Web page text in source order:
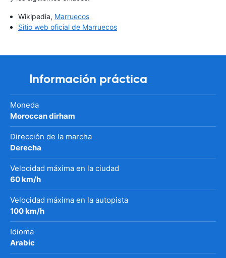
Wikipedia, Marruecos
Sitio web oficial de Marruecos
Información práctica
Moneda
Moroccan dirham
Dirección de la marcha
Derecha
Velocidad máxima en la ciudad
60 km/h
Velocidad máxima en la autopista
100 km/h
Idioma
Arabic